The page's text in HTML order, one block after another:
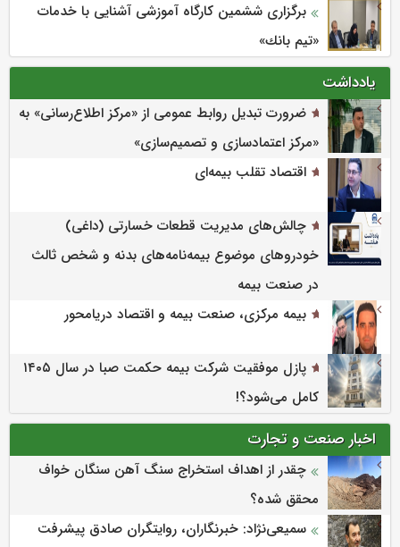
برگزاری ششمین كارگاه آموزشی آشنایی با خدمات
«تیم بانك»
یادداشت
ضرورت تبدیل روابط عمومی از «مرکز اطلاع‌رسانی» به
«مرکز اعتمادسازی و تصمیم‌سازی»
اقتصاد تقلب بیمه‌ای
چالش‌های مدیریت قطعات خسارتی (داغی)
خودروهای موضوع بیمه‌نامه‌های بدنه و شخص ثالث
در صنعت بیمه
بیمه مرکزی، صنعت بیمه و اقتصاد دریامحور
پازل موفقیت شرکت بیمه حکمت صبا در سال ۱۴۰۵
کامل می‌شود؟!
اخبار صنعت و تجارت
چقدر از اهداف استخراج سنگ آهن سنگان خواف
محقق شده؟
سمیعی‌نژاد: خبرنگاران، روایتگران صادق پیشرفت